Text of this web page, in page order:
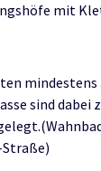
mit
mindestens
sind dabei